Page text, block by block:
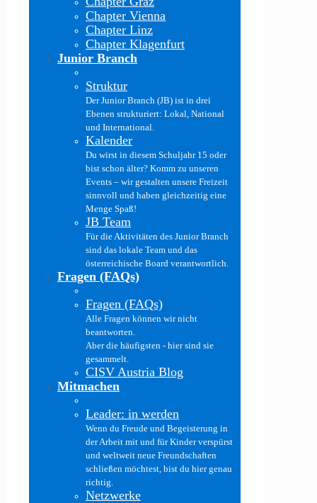
Chapter Vienna
Chapter Linz
Chapter Klagenfurt
Junior Branch
Struktur
Der Junior Branch (JB) ist in drei
Ebenen strukturiert: Lokal, National
und International.
Kalender
Du wirst in diesem Schuljahr 15 oder
bist schon älter? Komm zu unseren
Events – wir gestalten unsere Freizeit
sinnvoll und haben gleichzeitig eine
Menge Spaß!
JB Team
Für die Aktivitäten des Junior Branch
sind das lokale Team und das
österreichische Board verantwortlich.
Fragen (FAQs)
Fragen (FAQs)
Alle Fragen können wir nicht
beantworten.
Aber die häufigsten - hier sind sie
gesammelt.
CISV Austria Blog
Mitmachen
Leader: in werden
Wenn du Freude und Begeisterung in
der Arbeit mit und für Kinder verspürst
und weltweit neue Freundschaften
schließen möchtest, bist du hier genau
richtig.
Netzwerke